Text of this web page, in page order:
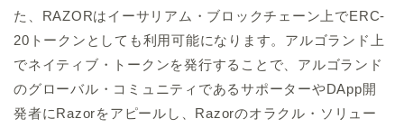
た、RAZORはイーサリアム・ブロックチェーン上でERC-
20トークンとしても利用可能になります。アルゴランド上
でネイティブ・トークンを発行することで、アルゴランド
のグローバル・コミュニティであるサポーターやDApp開
発者にRazorをアピールし、Razorのオラクル・ソリュー